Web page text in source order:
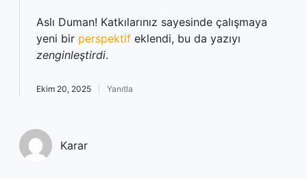
Aslı Duman! Katkılarınız sayesinde çalışmaya
yeni bir perspektif eklendi, bu da yazıyı
zenginleştirdi.
Ekim 20, 2025 Yanıtla
Karar